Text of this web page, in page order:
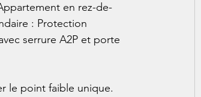
en rez-de-
: Protection
serrure A2P et porte
le point faible unique.